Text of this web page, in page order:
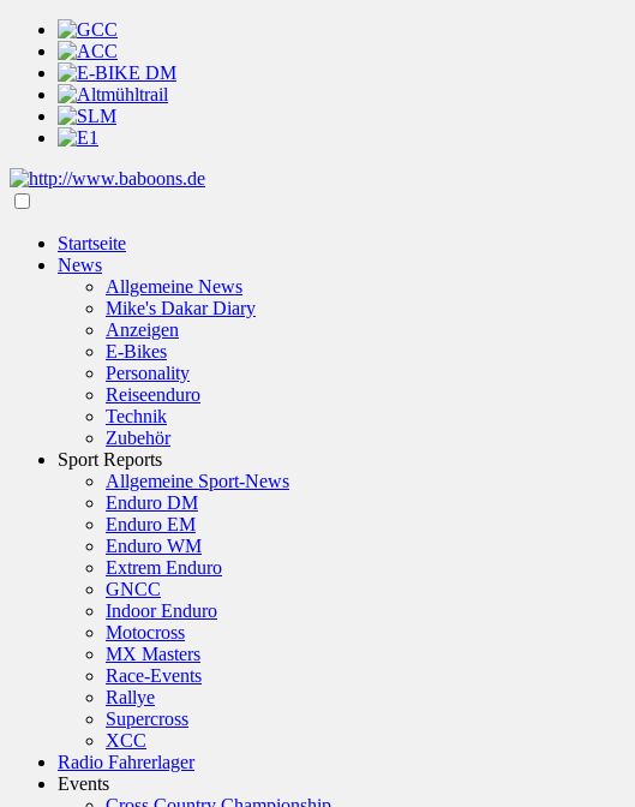
Startseite
News
Allgemeine News
Mike's Dakar Diary
Anzeigen
E-Bikes
Personality
Reiseenduro
Technik
Zubehör
Sport Reports
Allgemeine Sport-News
Enduro DM
Enduro EM
Enduro WM
Extrem Enduro
GNCC
Indoor Enduro
Motocross
MX Masters
Race-Events
Rallye
Supercross
XCC
Radio Fahrerlager
Events